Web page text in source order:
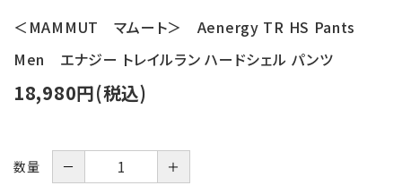
＜MAMMUT マムート＞ Aenergy TR HS Pants
Men エナジー トレイルラン ハードシェル パンツ
18,980円(税込)
数量 － ＋